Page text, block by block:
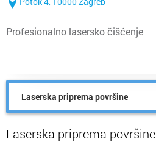
Profesionalno lasersko čišćenje
Laserska priprema površine
Laserska priprema površine